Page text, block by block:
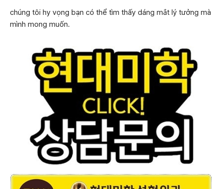
chúng tôi hy vọng bạn có thể tìm thấy dáng mắt lý tưởng mà
mình mong muốn.